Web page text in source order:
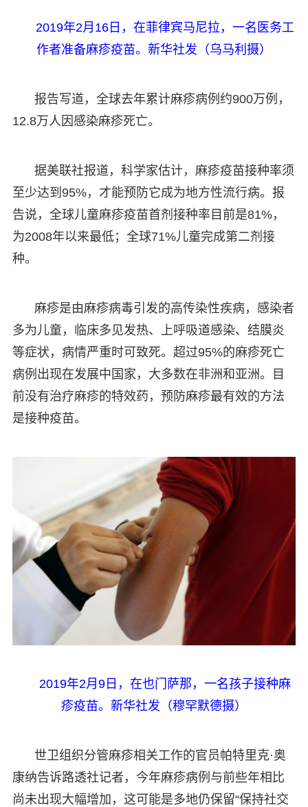
2019年2月16日，在菲律宾马尼拉，一名医务工
作者准备麻疹疫苗。新华社发（乌马利摄）
报告写道，全球去年累计麻疹病例约900万例，
12.8万人因感染麻疹死亡。
据美联社报道，科学家估计，麻疹疫苗接种率须
至少达到95%，才能预防它成为地方性流行病。报
告说，全球儿童麻疹疫苗首剂接种率目前是81%，
为2008年以来最低；全球71%儿童完成第二剂接
种。
麻疹是由麻疹病毒引发的高传染性疾病，感染者
多为儿童，临床多见发热、上呼吸道感染、结膜炎
等症状，病情严重时可致死。超过95%的麻疹死亡
病例出现在发展中国家，大多数在非洲和亚洲。目
前没有治疗麻疹的特效药，预防麻疹最有效的方法
是接种疫苗。
2019年2月9日，在也门萨那，一名孩子接种麻
疹疫苗。新华社发（穆罕默德摄）
世卫组织分管麻疹相关工作的官员帕特里克·奥
康纳告诉路透社记者，今年麻疹病例与前些年相比
尚未出现大幅增加，这可能是多地仍保留“保持社交